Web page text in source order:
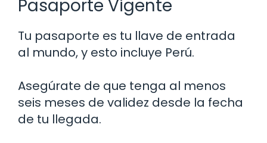
Pasaporte Vigente
Tu pasaporte es tu llave de entrada
al mundo, y esto incluye Perú.
Asegúrate de que tenga al menos
seis meses de validez desde la fecha
de tu llegada.